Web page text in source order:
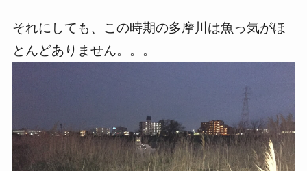
それにしても、この時期の多摩川は魚っ気がほ
とんどありません。。。